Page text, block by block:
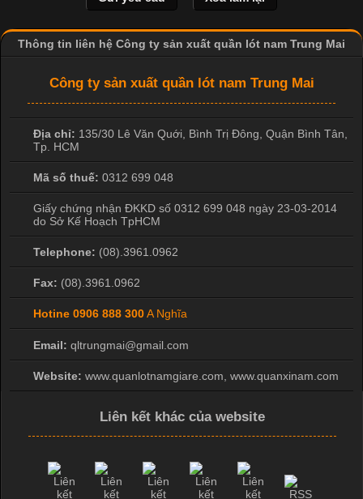
Công Nghệ In Chuyển Nhiệt Trong Ngành Thời Trang Hiện
In Chuyển Nhiệt Là Gì? Công Nghệ In Hiện Đại Trong Ngành
May Mặc Trong ngành in ấn và thời trang, in chuyển nhiệt đang
là một trong những công nghệ phổ biến nhờ khả năng tạo ra
hình ảnh sắc nét và bền màu. Đặc biệt, kỹ thuật này được ứng
dụng rộng rãi trong sản xuất áo thun, đồ thể thao
Thông tin liên hệ Công ty sản xuất quần lót nam Trung Mai
Công ty sản xuất quần lót nam Trung Mai
Địa chỉ: 135/30 Lê Văn Quới, Bình Trị Đông Quận Bình Tân
Tp. HCM
Mã số thuế: 0312 699 048
Giấy chứng nhận ĐKKD số 0312 699 048 ngày 23-03-2014
do Sở Kế Hoạch TpHCM
Telephone: (08).3961.0962
Fax: (08).3961.0962
Hotine 0906 888 300A Nghĩa
Email: qltrungmai@gmail.com
Website: www.quanlotnamgiare.com, www.quanxinam.com
Liên kết khác của website